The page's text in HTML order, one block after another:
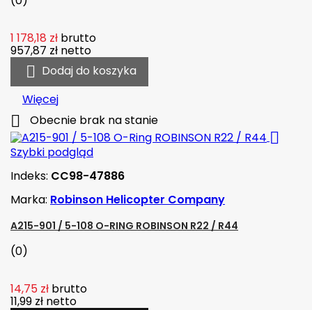
1 178,18 zł brutto
957,87 zł netto
 Dodaj do koszyka
Więcej
 Obecnie brak na stanie

Szybki podgląd
Indeks: CC98-47886
Marka: Robinson Helicopter Company
A215-901 / 5-108 O-RING ROBINSON R22 / R44
(0)
14,75 zł brutto
11,99 zł netto